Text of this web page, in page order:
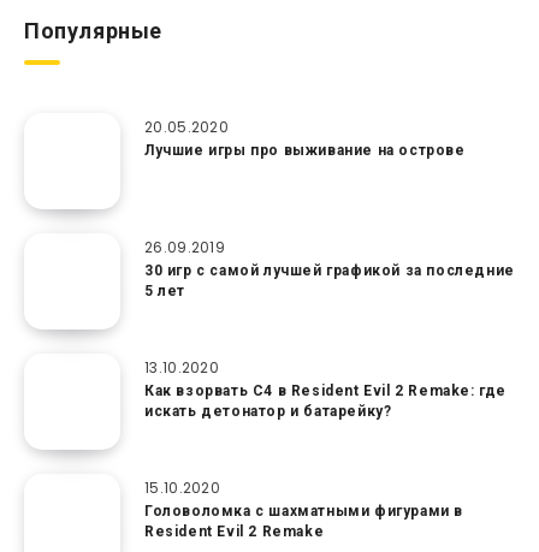
Популярные
20.05.2020
Лучшие игры про выживание на острове
26.09.2019
30 игр с самой лучшей графикой за последние
5 лет
13.10.2020
Как взорвать C4 в Resident Evil 2 Remake: где
искать детонатор и батарейку?
15.10.2020
Головоломка с шахматными фигурами в
Resident Evil 2 Remake